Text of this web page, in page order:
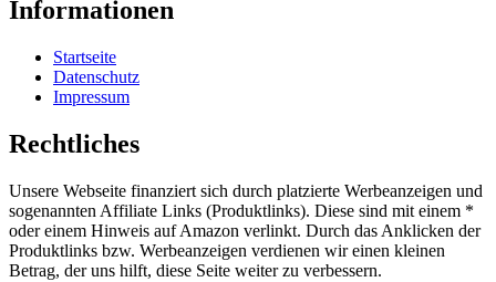
Informationen
Startseite
Datenschutz
Impressum
Rechtliches
Unsere Webseite finanziert sich durch platzierte Werbeanzeigen und
sogenannten Affiliate Links (Produktlinks). Diese sind mit einem *
oder einem Hinweis auf Amazon verlinkt. Durch das Anklicken der
Produktlinks bzw. Werbeanzeigen verdienen wir einen kleinen
Betrag, der uns hilft, diese Seite weiter zu verbessern.